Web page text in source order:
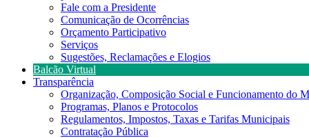
Fale com a Presidente
Comunicação de Ocorrências
Orçamento Participativo
Serviços
Sugestões, Reclamações e Elogios
Balcão Virtual
Transparência
Organização, Composição Social e Funcionamento do
Programas, Planos e Protocolos
Regulamentos, Impostos, Taxas e Tarifas Municipais
Contratação Pública